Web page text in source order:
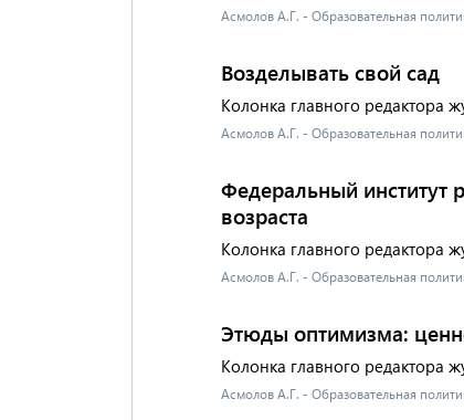
Асмолов А.Г. - Образовательная
Возделывать свой сад
Колонка главного редактора
Асмолов А.Г. - Образовательная
Федеральный институт
возраста
Колонка главного редактора
Асмолов А.Г. - Образовательная
Этюды оптимизма:
Колонка главного редактора
Асмолов А.Г. - Образовательная